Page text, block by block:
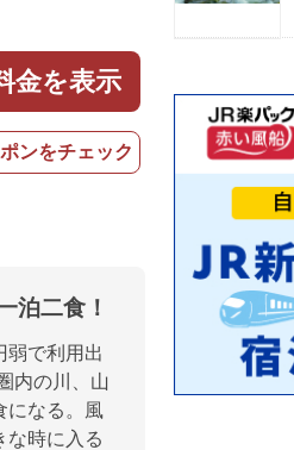
金を表示
ンをチェック
泊二食！
弱で利用出
内の川、山
になる。風
な時に入る